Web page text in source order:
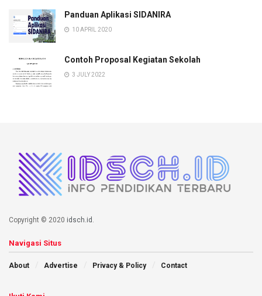
Panduan Aplikasi SIDANIRA
10 APRIL 2020
Contoh Proposal Kegiatan Sekolah
3 JULY 2022
Copyright © 2020 idsch.id .
Navigasi Situs
About Advertise Privacy & Policy Contact